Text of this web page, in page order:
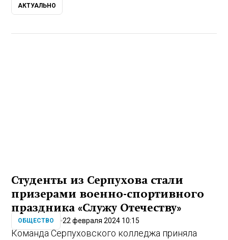
АКТУАЛЬНО
Студенты из Серпухова стали
призерами военно-спортивного
праздника «Служу Отечеству»
ОБЩЕСТВО 22 февраля 2024 10:15
Команда Серпуховского колледжа приняла